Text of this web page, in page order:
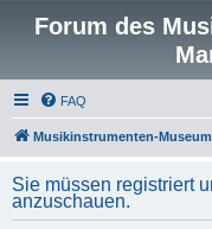
Forum des
FAQ
Musikinstrumenten-Museum
Sie müssen registriert
anzuschauen.